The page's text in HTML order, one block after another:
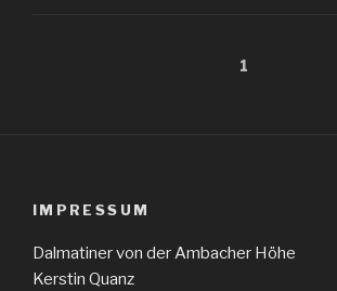
Seitennummerierung1
IMPRESSUM
Dalmatiner von der Ambacher Höhe
Kerstin Quanz